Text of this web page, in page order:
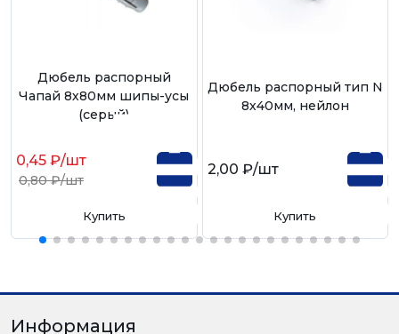
Дюбель распорный
Чапай 8х80мм шипы-усы
(серый)
0,45 ₽/шт
0,80 ₽/шт
Купить
Дюбель распорный тип N
8х40мм, нейлон
2,00 ₽/шт
Купить
Информация